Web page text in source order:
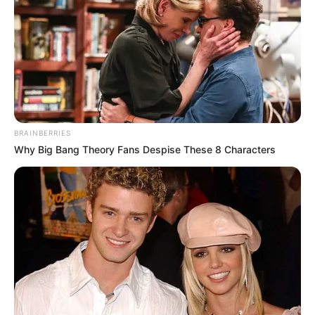
Acima de R$ 20.000,01 5% do saldo R$
2,9 mil
BRAINBERRIES
Why Big Bang Theory Fans Despise These 8 Characters